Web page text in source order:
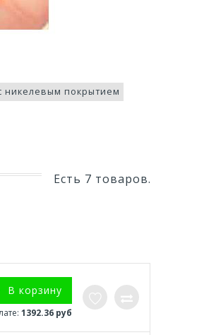
никелевым покрытием
Есть 7 товаров.
В корзину
1392.36 руб